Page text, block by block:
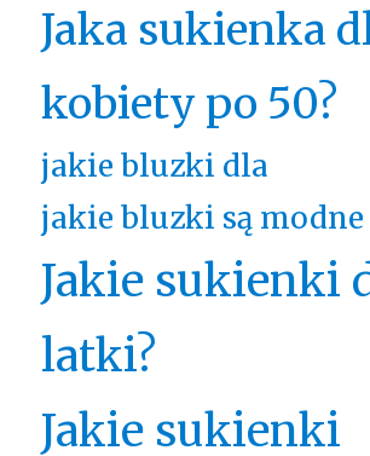
Jaka sukienka
kobiety po 50?
jakie bluzki dla
jakie bluzki są modne
Jakie sukienki
latki?
Jakie sukienki